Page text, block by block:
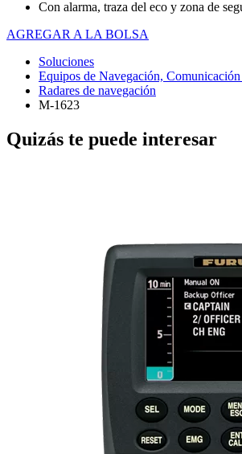
Con alarma, traza del eco y zona de
AGREGAR A LA BOLSA
Soluciones
Equipos de Navegación, Comunicación
Radares de navegación
M-1623
Quizás te puede interesar